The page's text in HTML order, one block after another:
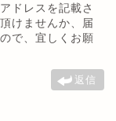
ドレスを記載さ
けませんか、届
で、宜しくお願
返信